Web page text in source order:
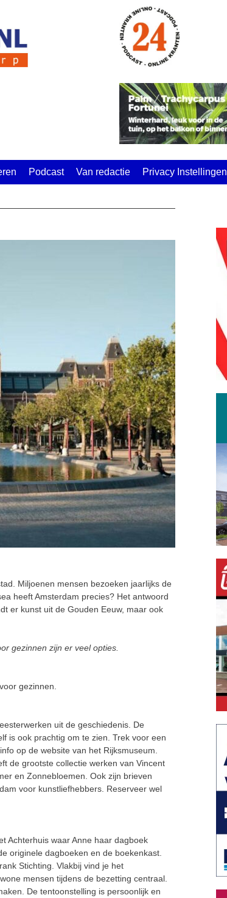
Podcast Van redactie Privacy Instellingen
Miljoenen mensen bezoeken jaarlijks de
heeft Amsterdam precies? Het antwoord
er kunst uit de Gouden Eeuw, maar ook
gezinnen zijn er veel opties.
gezinnen.
uit de geschiedenis. De
is ook prachtig om te zien. Trek voor een
op de website van het Rijksmuseum.
de grootste collectie werken van Vincent
en Zonnebloemen. Ook zijn brieven
voor kunstliefhebbers. Reserveer wel
Achterhuis waar Anne haar dagboek
originele dagboeken en de boekenkast.
Stichting. Vlakbij vind je het
mensen tijdens de bezetting centraal.
De tentoonstelling is persoonlijk en